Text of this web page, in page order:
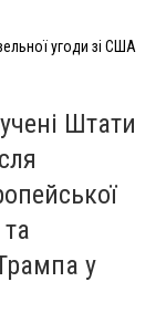
угоди зі США
Штати
у